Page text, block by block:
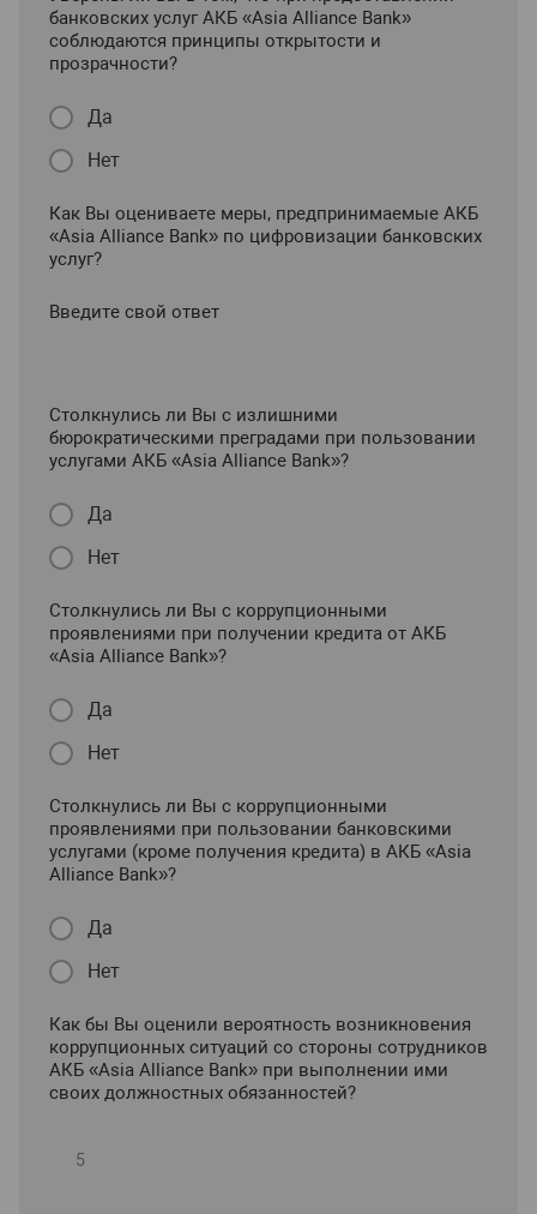
банковских услуг АКБ «Asia Alliance Bank»
соблюдаются принципы открытости и
прозрачности?
Да
Нет
Как Вы оцениваете меры, предпринимаемые АКБ
«Asia Alliance Bank» по цифровизации банковских
услуг?
Введите свой ответ
Столкнулись ли Вы с излишними
бюрократическими преградами при пользовании
услугами АКБ «Asia Alliance Bank»?
Да
Нет
Столкнулись ли Вы с коррупционными
проявлениями при получении кредита от АКБ
«Asia Alliance Bank»?
Да
Нет
Столкнулись ли Вы с коррупционными
проявлениями при пользовании банковскими
услугами (кроме получения кредита) в АКБ «Asia
Alliance Bank»?
Да
Нет
Как бы Вы оценили вероятность возникновения
коррупционных ситуаций со стороны сотрудников
АКБ «Asia Alliance Bank» при выполнении ими
своих должностных обязанностей?